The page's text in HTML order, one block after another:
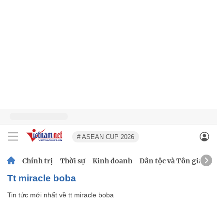
# ASEAN CUP 2026
Chính trị Thời sự Kinh doanh Dân tộc và Tôn giáo
tt miracle boba
Tin tức mới nhất về tt miracle boba